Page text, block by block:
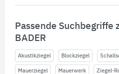
Passende Suchbegriffe
BADER
Akustikziegel Blockziegel
Mauerziegel Mauerwerk Ziegel-